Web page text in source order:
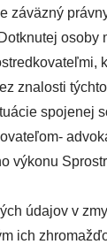
záväzný
osoby
znalosti
spojenej
výkonu
údajov v
ich